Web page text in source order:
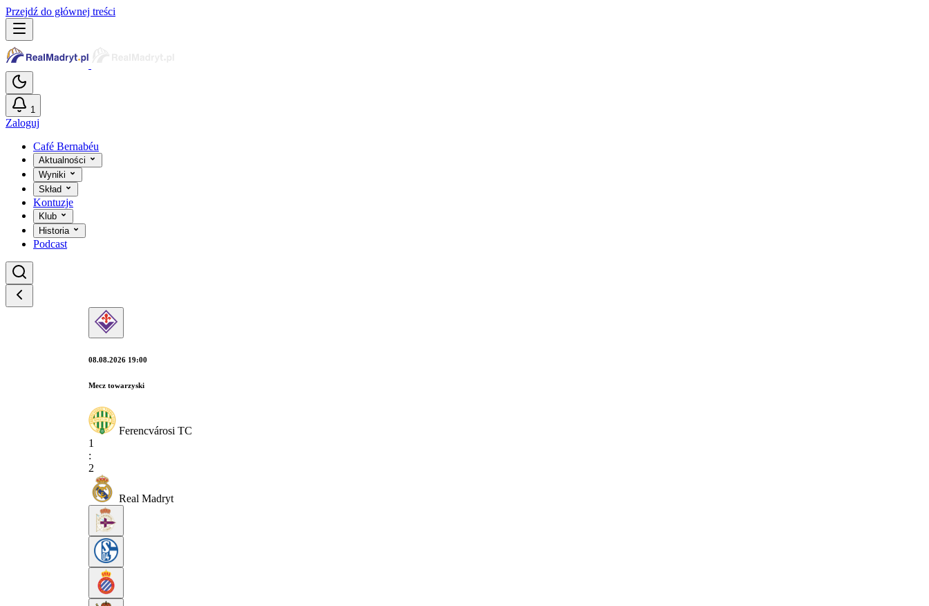
Przejdź do głównej treści
1
Zaloguj
Café Bernabéu
Aktualności
Wyniki
Skład
Kontuzje
Klub
Historia
Podcast
08.08.2026 19:00
Mecz towarzyski
Ferencvárosi TC
1
:
2
Real Madryt